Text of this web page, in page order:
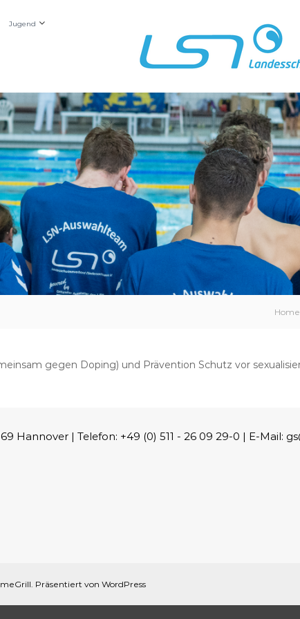
Jugend
Home
gegen Doping) und Prävention Schutz vor
Hannover | Telefon: +49 (0) 511 - 26 09 29-0 | E-Mail:
Präsentiert von WordPress